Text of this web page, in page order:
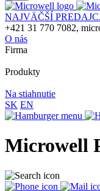
NAJVÄČŠÍ
+421 31 770 7082,
O nás
Firma
Produkty
Na stiahnutie
SK EN
Microwell